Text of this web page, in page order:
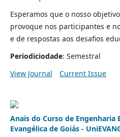
Esperamos que o nosso
provoque nos participantes e
e de respostas aos desafios
Periodiciodade: Semestral
View Journal
Current Issue
Anais do Curso de Engenharia
Evangélica de Goiás -